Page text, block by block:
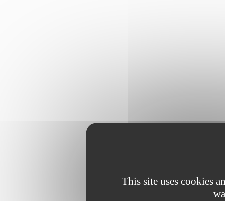
This site uses cookies